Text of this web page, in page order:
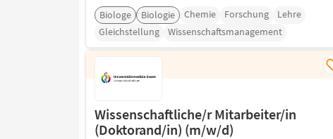
Biologe Biologie Chemie Forschung
Lehre
Gleichstellung
Wissenschaftsmanagement
Wissenschaftliche/r Mitarbeiter/in
(Doktorand/in) (m/w/d)